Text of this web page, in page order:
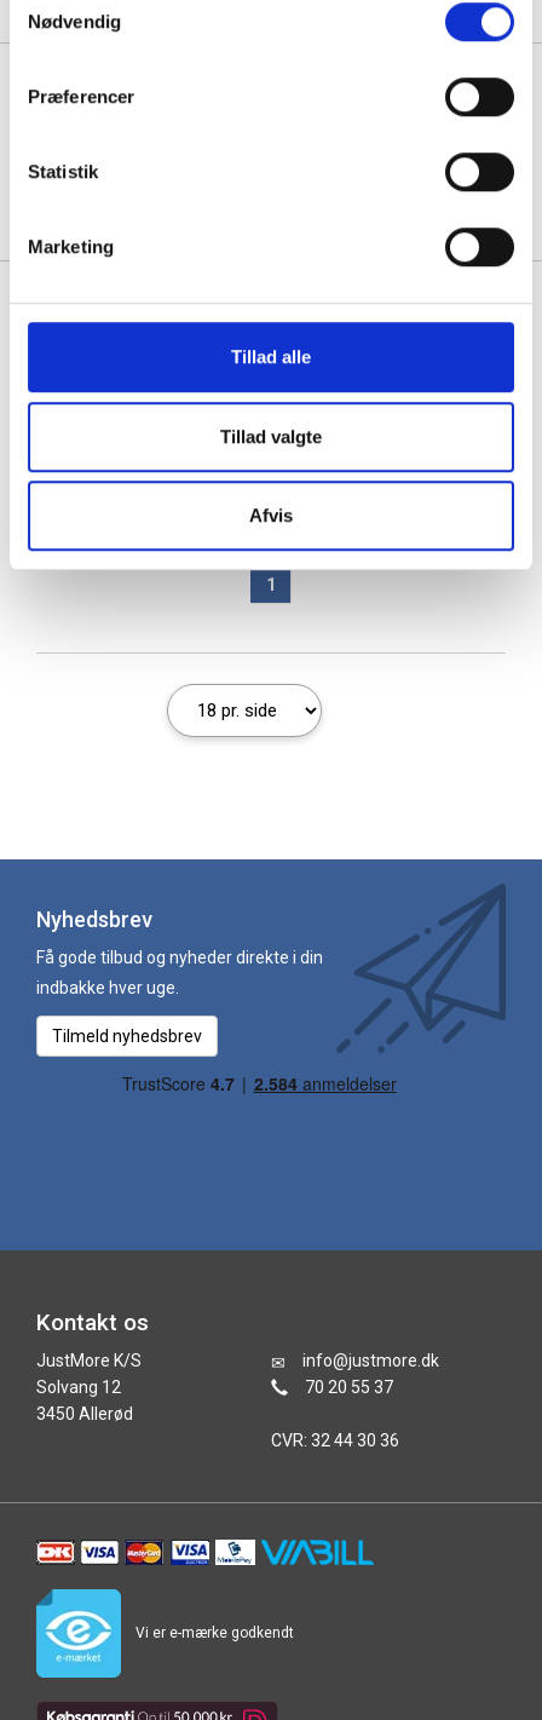
Nødvendig
Præferencer
Statistik
Marketing
Tillad alle
Tillad valgte
Afvis
Håg Creed 6002, sort stel. Lav
ryg, 200mm gaslift, bløde hjul
Håg Capisco 8106 sort stof og
sølvgrå aluminium stel
1 stk á 9.993,75
1
Nyhedsbrev
Få gode tilbud og nyheder direkte i din
indbakke hver uge.
Tilmeld nyhedsbrev
Kontakt os
JustMore K/S
Solvang 12
3450 Allerød
info@justmore.dk
70 20 55 37
CVR: 32 44 30 36
Vi er e-mærke godkendt